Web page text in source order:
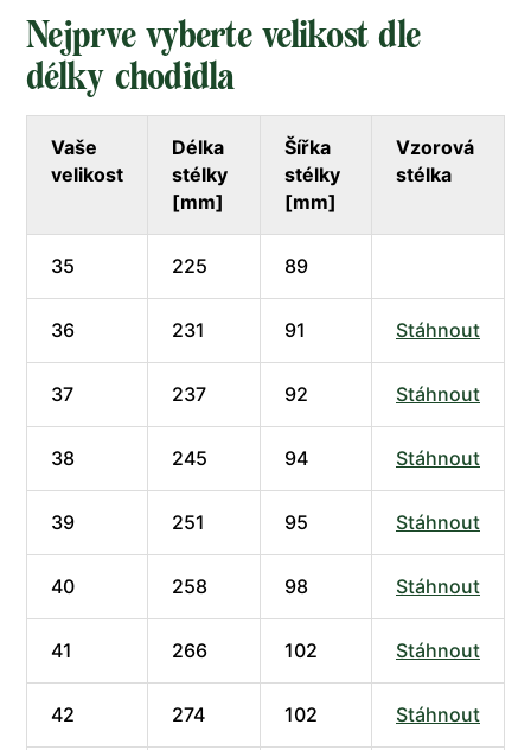
Nejprve vyberte velikost dle
délky chodidla
Vaše
velikost
Délka
stélky
[mm]
Šířka
stélky
[mm]
Vzorová
stélka
35 225 89
36 231 91 Stáhnout
37 237 92 Stáhnout
38 245 94 Stáhnout
39 251 95 Stáhnout
40 258 98 Stáhnout
41 266 102 Stáhnout
42 274 102 Stáhnout